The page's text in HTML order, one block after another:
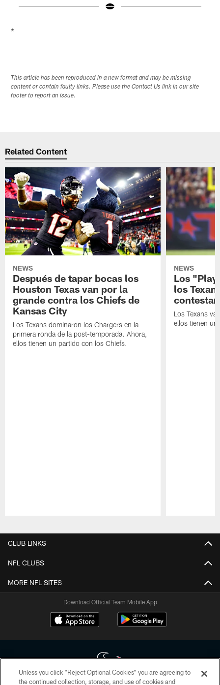
*
This article has been reproduced in a new format and may be missing
content or contain faulty links. Please use the Contact Us link in our site
footer to report an issue.
Related Content
NEWS
Después de tapar bocas los
Houston Texas van por la
grande contra los Chiefs de
Kansas City
Los Texans dominaron los Chargers en la
primera ronda de la post-temporada. Ahora,
ellos tienen un partido con los Chiefs.
NEWS
Los
los
contestar
Los Texans
ellos tienen un
CLUB LINKS
NFL CLUBS
MORE NFL SITES
Download Official Team Mobile App
Unless you click “Reject Optional Cookies” you are agreeing to
the continued collection, storage, and use of cookies and